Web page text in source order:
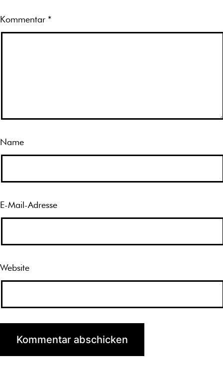
Kommentar *
Name
E-Mail-Adresse
Website